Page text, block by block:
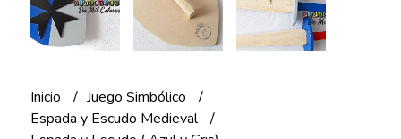
Inicio
Juego Simbólico
Espada y Escudo Medieval